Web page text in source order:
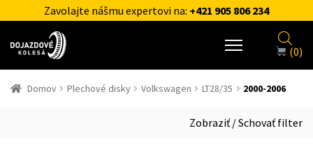
Zavolajte nášmu expertovi na: +421 905 806 234
(0)
Domov Plechové disky Volkswagen LT28/35 2000-2006
Zobraziť / Schovať filter